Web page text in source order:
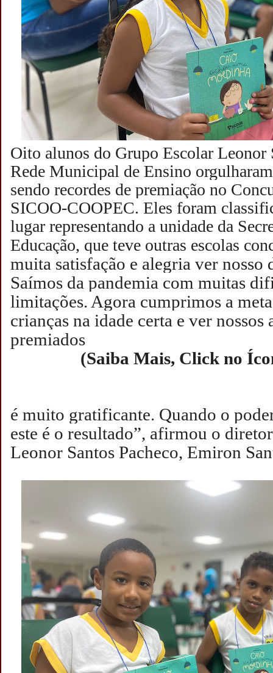
Oito alunos do Grupo Escolar Leonor
Rede Municipal de Ensino
sendo recordes de premiação no
SICOO-COOPEC. Eles foram
lugar representando a unidade da
Educação, que teve outras escolas
muita satisfação e alegria ver nosso
Saímos da pandemia com muitas
limitações. Agora cumprimos a
crianças na idade certa e ver nossos
premiados
(Saiba Mais, Click no
é muito gratificante. Quando o
este é o resultado”, afirmou o
Leonor Santos Pacheco, Emiron